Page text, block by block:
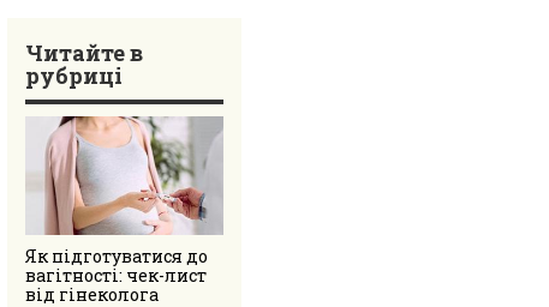
Читайте в
рубриці
Як підготуватися до
вагітності: чек-лист
від гінеколога